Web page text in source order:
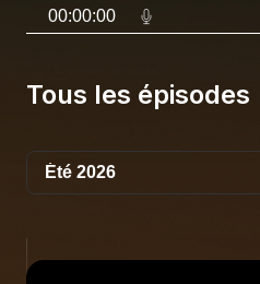
00:00:00
Tous les épisodes